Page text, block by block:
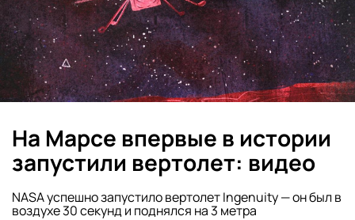
На Марсе впервые в истории
запустили вертолет: видео
NASA успешно запустило вертолет Ingenuity — он был в
воздухе 30 секунд и поднялся на 3 метра